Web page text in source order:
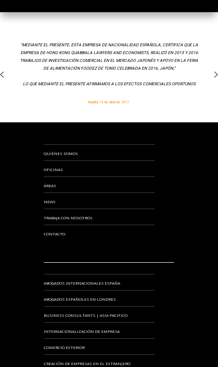
“MEDIANTE EL PRESENTE, ESTA EMPRESA DE NACIONALIDAD ESPAÑOLA, CERTIFICA QUE LA
EMPRESA DE HONG KONG QUABBALA LAWYERS AND ECONOMISTS, REALIZÓ EN 2015 Y 2016
TRABAJOS DE INVESTIGACIÓN COMERCIAL EN EL MERCADO JAPONÉS Y APOYO EN LA FERIA
DE ALIMENTACIÓN FOODEZ DE TOKIO CELEBRADA EN 2016, JAPÓN,”
LO QUE MEDIANTE EL PRESENTE AFIRMAMOS A LOS EFECTOS COMERCIALES OPORTUNOS
Madrid, 15 de Abril de 2017
QUIÉNES SOMOS
OFICINAS
ÁREAS
NEWS
TRABAJA CON NOSOTROS
CONTACTO
ABOGADOS INTERNACIONALES ESPAÑA
ABOGADOS ESPAÑOLES EN LONDRES
BUSINESS CONSULTANTS | ASIA PACIFICO
INTERNACIONALIZACIÓN DE EMPRESA
COMERCIO EXTERIOR
CREACIÓN DE EMPRESAS EN EL EXTRANJERO